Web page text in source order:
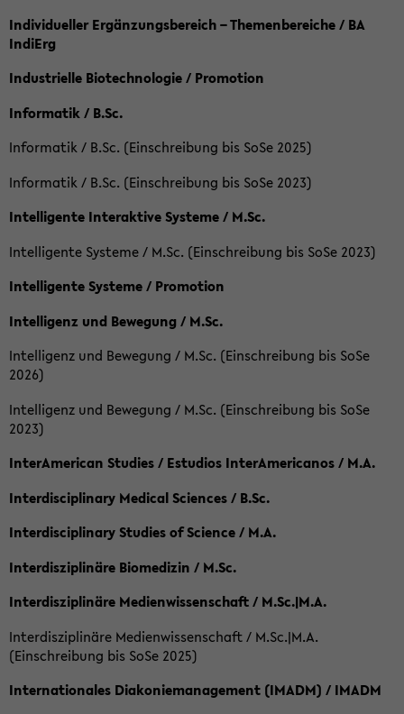
Individueller Ergänzungsbereich – Themenbereiche / BA
IndiErg
Industrielle Biotechnologie / Promotion
Informatik / B.Sc.
Informatik / B.Sc. (Einschreibung bis SoSe 2025)
Informatik / B.Sc. (Einschreibung bis SoSe 2023)
Intelligente Interaktive Systeme / M.Sc.
Intelligente Systeme / M.Sc. (Einschreibung bis SoSe 2023)
Intelligente Systeme / Promotion
Intelligenz und Bewegung / M.Sc.
Intelligenz und Bewegung / M.Sc. (Einschreibung bis SoSe
2026)
Intelligenz und Bewegung / M.Sc. (Einschreibung bis SoSe
2023)
InterAmerican Studies / Estudios InterAmericanos / M.A.
Interdisciplinary Medical Sciences / B.Sc.
Interdisciplinary Studies of Science / M.A.
Interdisziplinäre Biomedizin / M.Sc.
Interdisziplinäre Medienwissenschaft / M.Sc.|M.A.
Interdisziplinäre Medienwissenschaft / M.Sc.|M.A.
(Einschreibung bis SoSe 2025)
Internationales Diakoniemanagement (IMADM) / IMADM